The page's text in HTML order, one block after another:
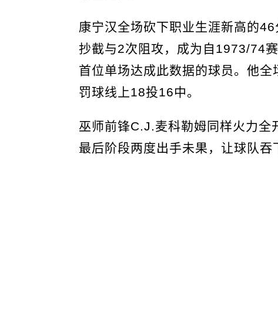
康宁汉全场砍下职业生涯新高的
抄截与2次阻攻，成为自1973/74
首位单场达成此数据的球员。他
罚球线上18投16中。
巫师前锋C.J.麦科勒姆同样火力全
最后阶段两度出手未果，让球队吞